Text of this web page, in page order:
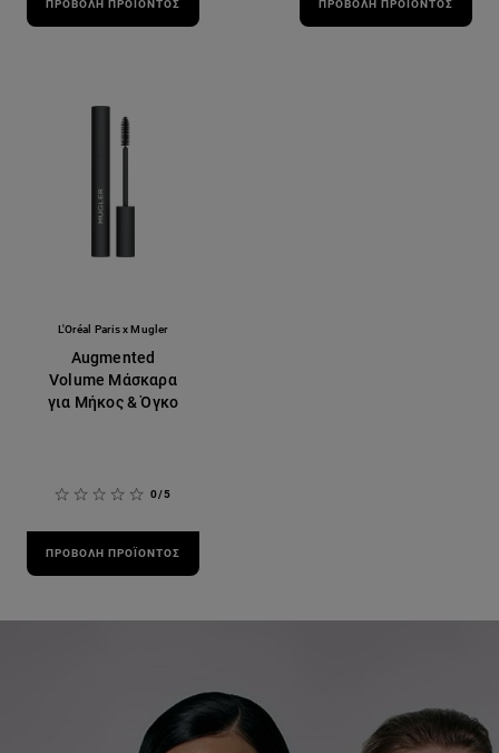
ΠΡΟΒΟΛΉ ΠΡΟΪΌΝΤΟΣ ΠΡΟΒΟΛΉ ΠΡΟΪΌΝΤΟΣ
L'Oréal Paris x Mugler
Augmented
Volume Μάσκαρα
για Μήκος & Όγκο
0/5
ΠΡΟΒΟΛΉ ΠΡΟΪΌΝΤΟΣ